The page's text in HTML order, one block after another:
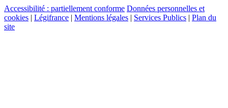
Accessibilité : partiellement conforme Données personnelles et
cookies | Légifrance | Mentions légales | Services Publics | Plan du
site